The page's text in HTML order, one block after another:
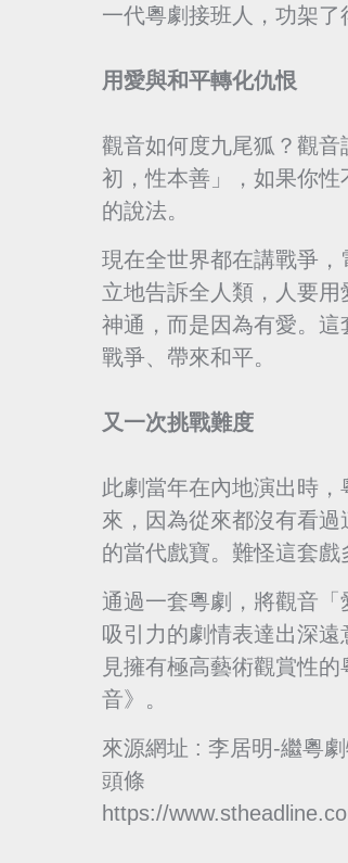
一代粵劇接班人，功架了
用愛與和平轉化仇恨
觀音如何度九尾狐？觀
初，性本善」，如果你
的說法。
現在全世界都在講戰爭
立地告訴全人類，人要
神通，而是因為有愛。
戰爭、帶來和平。
又一次挑戰難度
此劇當年在內地演出時
來，因為從來都沒有看
的當代戲寶。難怪這套戲
通過一套粵劇，將觀音
吸引力的劇情表達出深
見擁有極高藝術觀賞性
音》。
來源網址 : 李居明-繼粵
頭條
https://